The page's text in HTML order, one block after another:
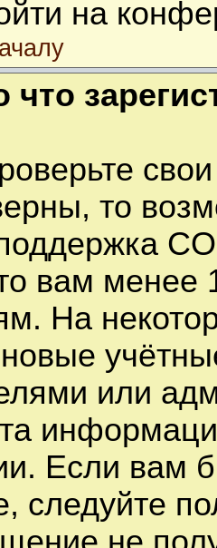
на
что
то
вам менее
На
или
Если вам
следуйте